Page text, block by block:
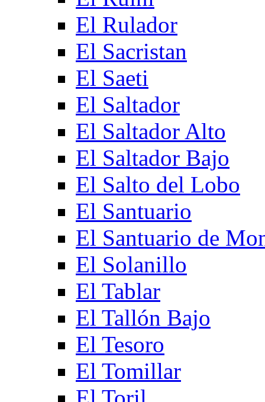
El Rulador
El Sacristan
El Saeti
El Saltador
El Saltador Alto
El Saltador Bajo
El Salto del Lobo
El Santuario
El Santuario de
El Solanillo
El Tablar
El Tallón Bajo
El Tesoro
El Tomillar